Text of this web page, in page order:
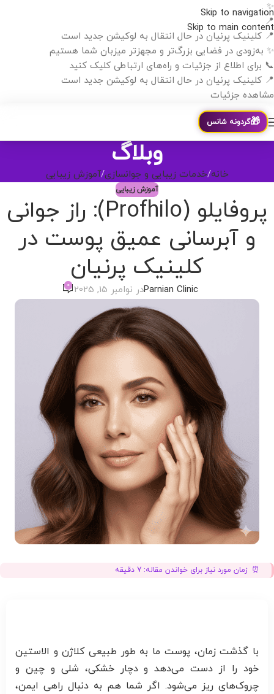
Skip to navigation
Skip to main content
✨
📍
📍 کلینیک پرنیان در حال انتقال به لوکیشن جدید است
✨ به‌زودی در فضایی بزرگ‌تر و مجهزتر میزبان شما هستیم
📞 برای اطلاع از جزئیات و راه‌های ارتباطی کلیک کنید
📍 کلینیک پرنیان در حال انتقال به لوکیشن جدید است
مشاهده جزئیات
🎁گردونه شانس
وبلاگ
خانه خدمات زیبایی و جوانسازی آموزش زیبایی
آموزش زیبایی
پروفایلو (Profhilo): راز جوانی
و آبرسانی عمیق پوست در
کلینیک پرنیان
Parnian Clinicدر نوامبر 15, 2025 0
زمان مورد نیاز برای خواندن مقاله: 7 دقیقه
با گذشت زمان، پوست ما به طور طبیعی کلاژن و الاستین
خود را از دست می‌دهد و دچار خشکی، شلی و چین و
چروک‌های ریز می‌شود. اگر شما هم به دنبال راهی ایمن،